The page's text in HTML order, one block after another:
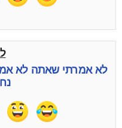
לא אמרתי שאתה לא